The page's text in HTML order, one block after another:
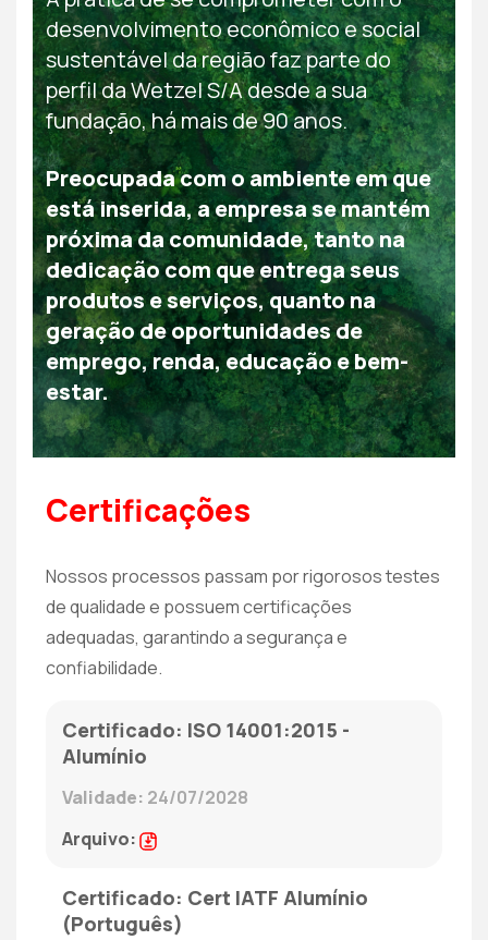
desenvolvimento econômico e social
sustentável da região faz parte do
perfil da Wetzel S/A desde a sua
fundação, há mais de 90 anos.
Preocupada com o ambiente em que
está inserida, a empresa se mantém
próxima da comunidade, tanto na
dedicação com que entrega seus
produtos e serviços, quanto na
geração de oportunidades de
emprego, renda, educação e bem-
estar.
Certificações
Nossos processos passam por rigorosos testes
de qualidade e possuem certificações
adequadas, garantindo a segurança e
confiabilidade.
ISO 14001:2015 -
Alumínio
24/07/2028
Cert IATF Alumínio
(Português)